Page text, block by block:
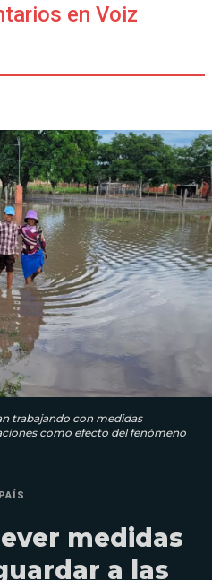
en Voiz
trabajando con medidas
como efecto del fenómeno
PAÍS
medidas
a las